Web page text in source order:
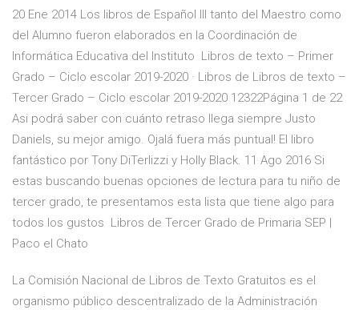
20 Ene 2014 Los libros de Español III tanto del Maestro como
del Alumno fueron elaborados en la Coordinación de
Informática Educativa del Instituto Libros de texto – Primer
Grado – Ciclo escolar 2019-2020 · Libros de Libros de texto –
Tercer Grado – Ciclo escolar 2019-2020 12322Página 1 de 22
Asi podrá saber con cuánto retraso llega siempre Justo
Daniels, su mejor amigo. Ojalá fuera más puntual! El libro
fantástico por Tony DiTerlizzi y Holly Black. 11 Ago 2016 Si
estas buscando buenas opciones de lectura para tu niño de
tercer grado, te presentamos esta lista que tiene algo para
todos los gustos Libros de Tercer Grado de Primaria SEP |
Paco el Chato
La Comisión Nacional de Libros de Texto Gratuitos es el
organismo público descentralizado de la Administración